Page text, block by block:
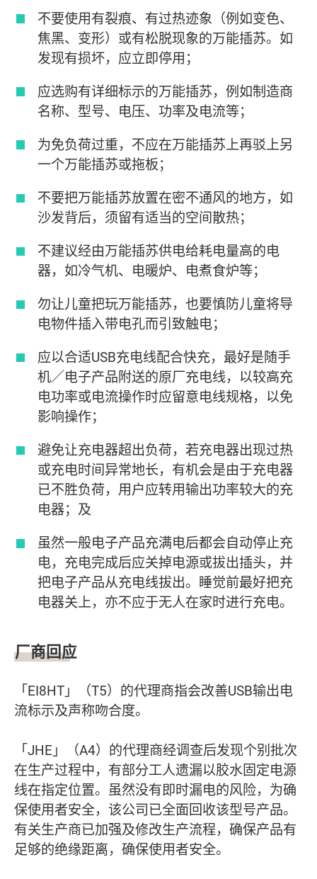
不要使用有裂痕、有过热迹象（例如变色、
焦黑、变形）或有松脱现象的万能插苏。如
发现有损坏，应立即停用；
应选购有详细标示的万能插苏，例如制造商
名称、型号、电压、功率及电流等；
为免负荷过重，不应在万能插苏上再驳上另
一个万能插苏或拖板；
不要把万能插苏放置在密不通风的地方，如
沙发背后，须留有适当的空间散热；
不建议经由万能插苏供电给耗电量高的电
器，如冷气机、电暖炉、电煮食炉等；
勿让儿童把玩万能插苏，也要慎防儿童将导
电物件插入带电孔而引致触电；
应以合适USB充电线配合快充，最好是随手
机／电子产品附送的原厂充电线，以较高充
电功率或电流操作时应留意电线规格，以免
影响操作；
避免让充电器超出负荷，若充电器出现过热
或充电时间异常地长，有机会是由于充电器
已不胜负荷，用户应转用输出功率较大的充
电器；及
虽然一般电子产品充满电后都会自动停止充
电，充电完成后应关掉电源或拔出插头，并
把电子产品从充电线拔出。睡觉前最好把充
电器关上，亦不应于无人在家时进行充电。
厂商回应
「EI8HT」（T5）的代理商指会改善USB输出电
流标示及声称吻合度。
「JHE」（A4）的代理商经调查后发现个别批次
在生产过程中，有部分工人遗漏以胶水固定电源
线在指定位置。虽然没有即时漏电的风险，为确
保使用者安全，该公司已全面回收该型号产品。
有关生产商已加强及修改生产流程，确保产品有
足够的绝缘距离，确保使用者安全。